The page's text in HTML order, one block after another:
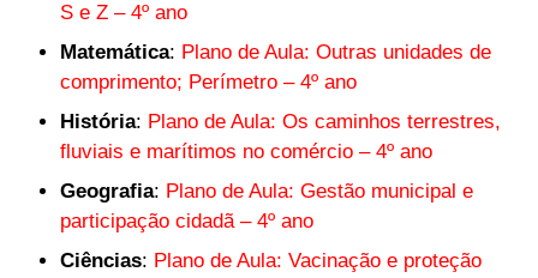
S e Z – 4º ano
Matemática: Plano de Aula: Outras unidades de
comprimento; Perímetro – 4º ano
História: Plano de Aula: Os caminhos terrestres,
fluviais e marítimos no comércio – 4º ano
Geografia: Plano de Aula: Gestão municipal e
participação cidadã – 4º ano
Ciências: Plano de Aula: Vacinação e proteção